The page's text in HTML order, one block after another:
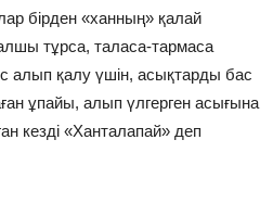
бірден «ханның» қалай
тұрса, таласа-тармаса
алып қалу үшін, асықтарды бас
ұпайы, алып үлгерген асығына
кезді «Ханталапай» деп